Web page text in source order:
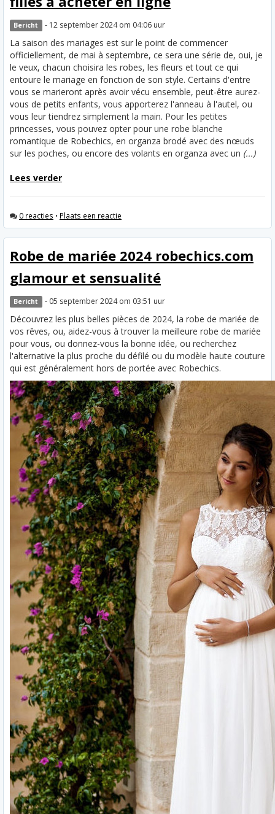
Bericht - 12 september 2024 om 04:06 uur
La saison des mariages est sur le point de commencer
officiellement, de mai à septembre, ce sera une série de, oui, je
le veux, chacun choisira les robes, les fleurs et tout ce qui
entoure le mariage en fonction de son style. Certains d'entre
vous se marieront après avoir vécu ensemble, peut-être aurez-
vous de petits enfants, vous apporterez l'anneau à l'autel, ou
vous leur tiendrez simplement la main. Pour les petites
princesses, vous pouvez opter pour une robe blanche
romantique de Robechics, en organza brodé avec des nœuds
sur les poches, ou encore des volants en organza avec un (...)
Lees verder
0 reacties • Plaats een reactie
Robe de mariée 2024 robechics.com
glamour et sensualité
Bericht - 05 september 2024 om 03:51 uur
Découvrez les plus belles pièces de 2024, la robe de mariée de
vos rêves, ou, aidez-vous à trouver la meilleure robe de mariée
pour vous, ou donnez-vous la bonne idée, ou recherchez
l'alternative la plus proche du défilé ou du modèle haute couture
qui est généralement hors de portée avec Robechics.